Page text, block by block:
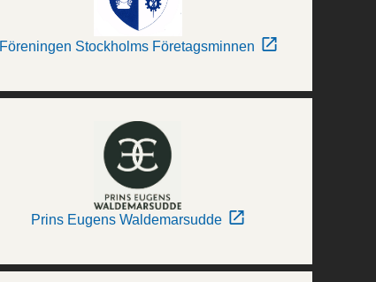
Föreningen Stockholms Företagsminnen
Prins Eugens Waldemarsudde